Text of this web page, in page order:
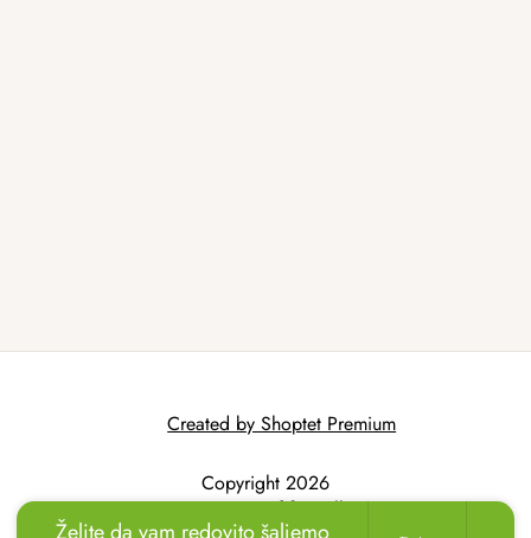
Created by Shoptet Premium
Copyright 2026
AtmoWood.hr. All